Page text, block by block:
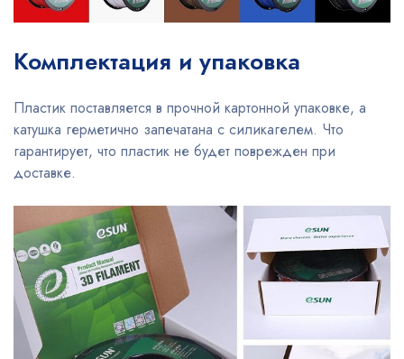
Комплектация и упаковка
Пластик поставляется в прочной картонной упаковке, а
катушка герметично запечатана с силикагелем. Что
гарантирует, что пластик не будет поврежден при
доставке.